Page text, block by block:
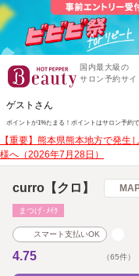
国内最大級の
サロン予約サイ
ゲストさん
ポイントが1%たまる！ ポイントはサロン予約
【重要】熊本県熊本地方で発
様へ（2026年7月28日）
curro【クロ】
まつげ･ﾒｲｸ
スマート支払いOK
4.75 （65件）